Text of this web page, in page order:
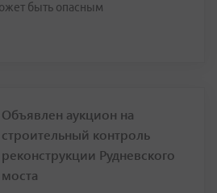
быть опасным
Объявлен аукцион на
строительный контроль
реконструкции Рудневского
моста